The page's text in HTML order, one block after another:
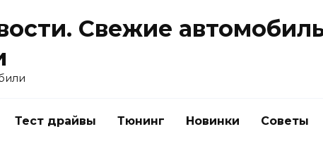
Свежие
Тест драйвы Тюнинг Новинки Советы